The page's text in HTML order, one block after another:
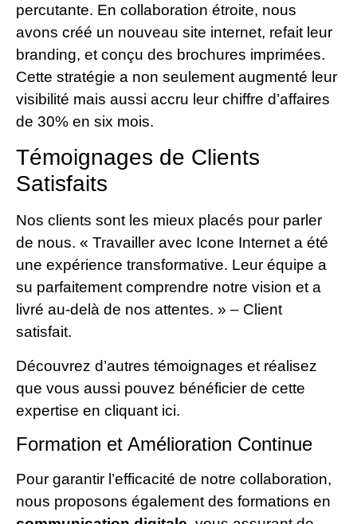
percutante. En collaboration étroite, nous
avons créé un nouveau site internet, refait leur
branding, et conçu des brochures imprimées.
Cette stratégie a non seulement augmenté leur
visibilité mais aussi accru leur chiffre d’affaires
de 30% en six mois.
Témoignages de Clients
Satisfaits
Nos clients sont les mieux placés pour parler
de nous. « Travailler avec Icone Internet a été
une expérience transformative. Leur équipe a
su parfaitement comprendre notre vision et a
livré au-delà de nos attentes. » – Client
satisfait.
Découvrez d’autres témoignages et réalisez
que vous aussi pouvez bénéficier de cette
expertise en cliquant ici.
Formation et Amélioration Continue
Pour garantir l’efficacité de notre collaboration,
nous proposons également des formations en